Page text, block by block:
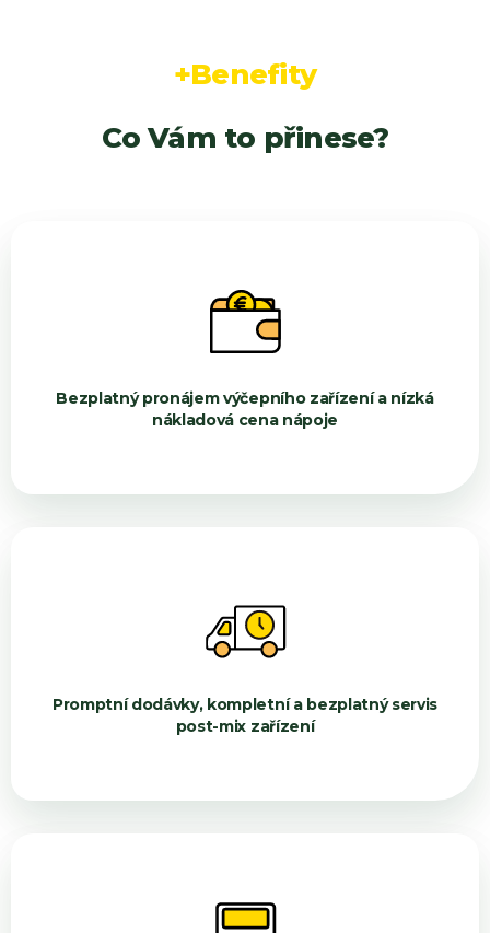
+Benefity
Co Vám to přinese?
Bezplatný pronájem výčepního zařízení a nízká
nákladová cena nápoje
Promptní dodávky, kompletní a bezplatný servis
post-mix zařízení